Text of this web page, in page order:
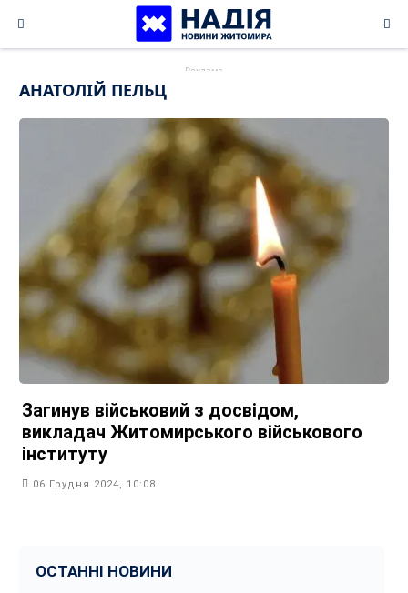
content
АНАТОЛІЙ ПЕЛЬЦ
Загинув військовий з досвідом,
викладач Житомирського військового
інституту
06 Грудня 2024, 10:08
ОСТАННІ НОВИНИ